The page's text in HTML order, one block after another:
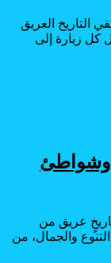
التاريخ العريق
كل زيارة إلى
وشواطئ
عريق من
والجمال، من